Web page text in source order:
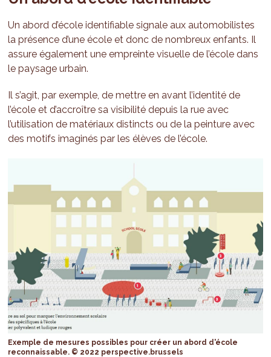
Un abord d’école identifiable signale aux automobilistes
la présence d’une école et donc de nombreux enfants. Il
assure également une empreinte visuelle de l’école dans
le paysage urbain.
Il s’agit, par exemple, de mettre en avant l’identité de
l’école et d’accroître sa visibilité depuis la rue avec
l’utilisation de matériaux distincts ou de la peinture avec
des motifs imaginés par les élèves de l’école.
Exemple de mesures possibles pour créer un abord d'école
reconnaissable. © 2022 perspective.brussels